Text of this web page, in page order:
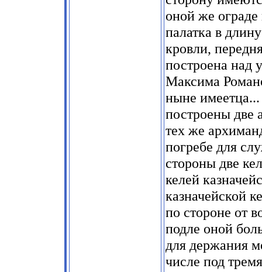
оной же
палатка в
кровли,
построена над
Максима
ныне
построены две
тех же
погребе для
стороны две
келей
казначейской
по стороне от
подле оной
для держания
числе под